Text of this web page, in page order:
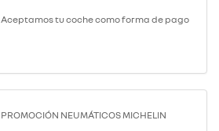
Aceptamos tu coche como forma de pago
PROMOCIÓN NEUMÁTICOS MICHELIN